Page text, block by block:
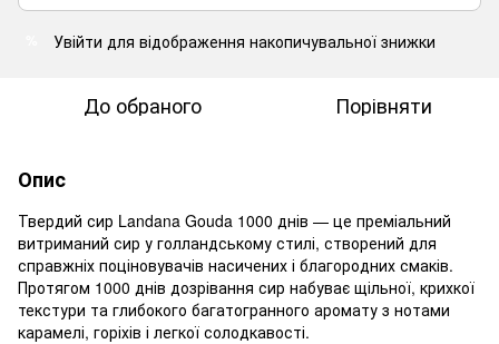
Увійти для відображення накопичувальної знижки
До обраного Порівняти
Опис
Твердий сир Landana Gouda 1000 днів — це преміальний
витриманий сир у голландському стилі, створений для
справжніх поціновувачів насичених і благородних смаків.
Протягом 1000 днів дозрівання сир набуває щільної, крихкої
текстури та глибокого багатогранного аромату з нотами
карамелі, горіхів і легкої солодкавості.